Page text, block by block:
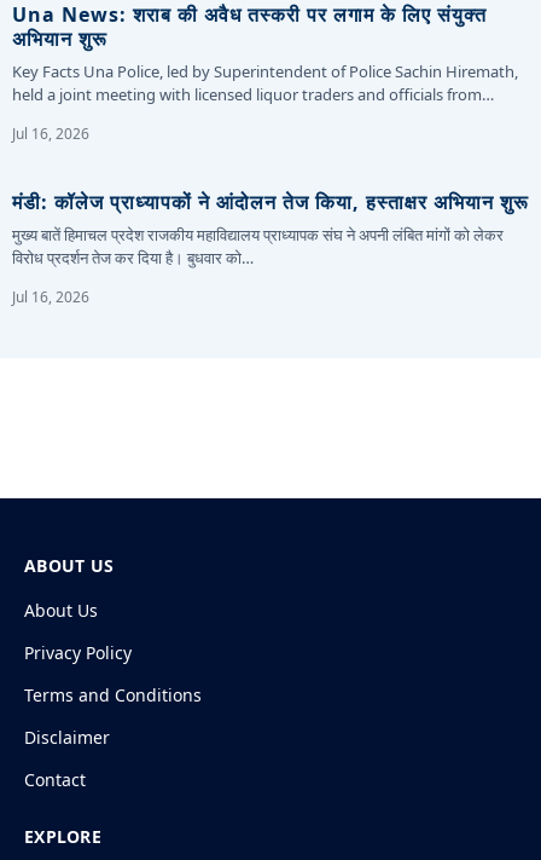
Una News: शराब की अवैध तस्करी पर लगाम के लिए संयुक्त
अभियान शुरू
Key Facts Una Police, led by Superintendent of Police Sachin Hiremath,
held a joint meeting with licensed liquor traders and officials from…
Jul 16, 2026
मंडी: कॉलेज प्राध्यापकों ने आंदोलन तेज किया, हस्ताक्षर अभियान शुरू
मुख्य बातें हिमाचल प्रदेश राजकीय महाविद्यालय प्राध्यापक संघ ने अपनी लंबित मांगों को लेकर
विरोध प्रदर्शन तेज कर दिया है। बुधवार को…
Jul 16, 2026
ABOUT US
About Us
Privacy Policy
Terms and Conditions
Disclaimer
Contact
EXPLORE